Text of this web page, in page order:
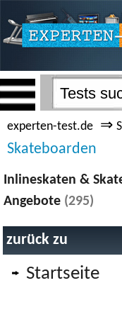
experten-test.de ⇒
Skateboarden
Inlineskaten &
Angebote (295)
zurück zu
Startseite